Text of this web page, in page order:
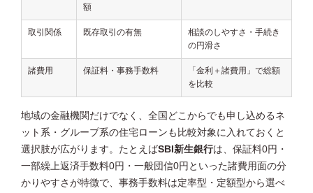
額
取引関係 既存取引の有無
相談のしやすさ・手続き
の円滑さ
諸費用 保証料・事務手数料
「金利＋諸費用」で総額
を比較
地域の金融機関だけでなく、全国どこからでも申し込めるネ
ット系・グループ系の住宅ローンも比較対象に入れておくと
選択肢が広がります。たとえばSBI新生銀行は、保証料0円・
一部繰上返済手数料0円・一般団信0円といった諸費用面の分
かりやすさが特徴で、事務手数料は定率型・定額型から選べ